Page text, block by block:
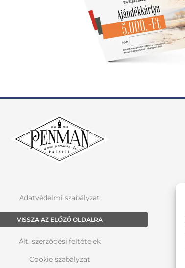
Adatvédelmi szabályzat
VISSZA AZ ELŐZŐ OLDALRA
Ált. szerződési feltételek
Cookie szabályzat